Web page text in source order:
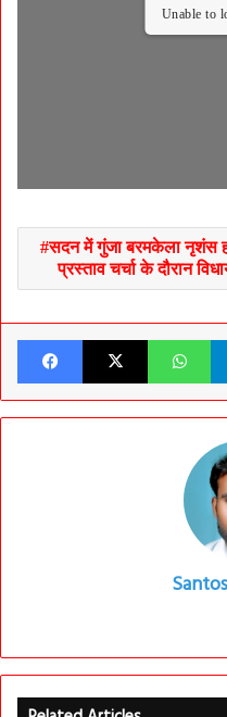
Unable to
सदन में गुंजा बरमकेला नृशंस
प्रस्ताव चर्चा के दौरान
Facebook X